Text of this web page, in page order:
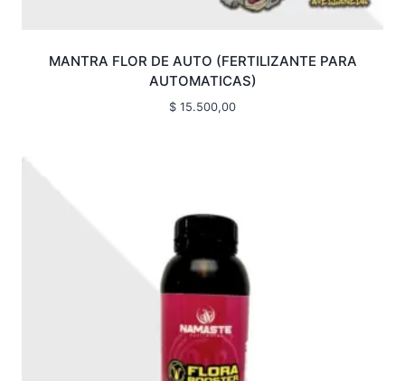
MANTRA FLOR DE AUTO (FERTILIZANTE PARA
AUTOMATICAS)
$ 15.500,00